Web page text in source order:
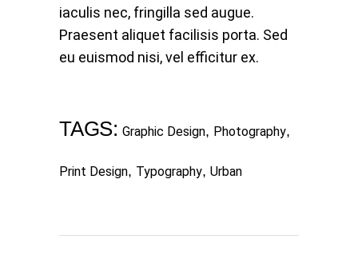
iaculis nec, fringilla sed augue.
Praesent aliquet facilisis porta. Sed
eu euismod nisi, vel efficitur ex.
TAGS: Graphic Design, Photography,
Print Design, Typography, Urban